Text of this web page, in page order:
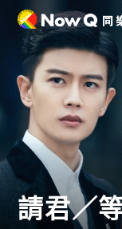
請君／